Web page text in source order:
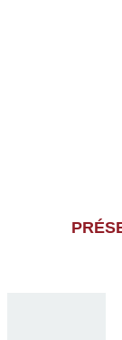
PRÉ